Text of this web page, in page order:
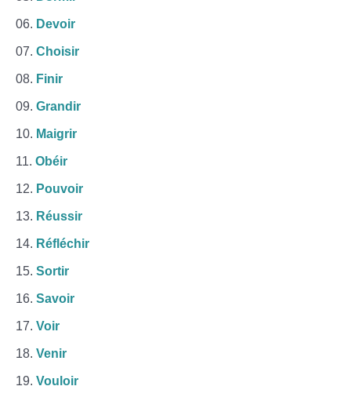
Devoir
Choisir
Finir
Grandir
Maigrir
Obéir
Pouvoir
Réussir
Réfléchir
Sortir
Savoir
Voir
Venir
Vouloir